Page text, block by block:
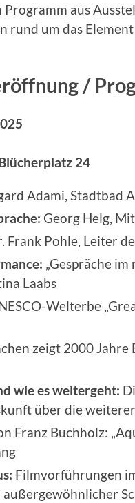
aus
rund um das
/
24
Adami, Stadtbad
Georg Helg,
Frank Pohle, Leiter
„Gespräche
Laabs
Welterbe
zeigt 2000 Jahre
wie es weitergeht:
über die
Franz Buchholz:
Filmvorführungen
außergewöhnlicher